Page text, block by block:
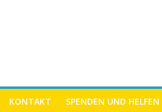
KONTAKT SPENDEN UND HELFEN